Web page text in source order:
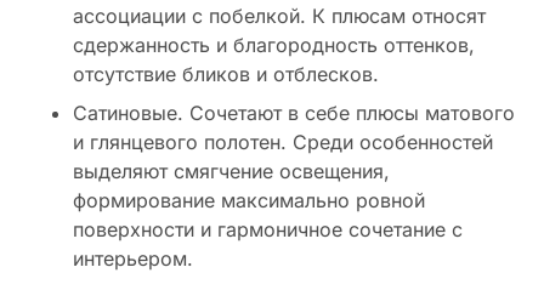
ассоциации с побелкой. К плюсам относят
сдержанность и благородность оттенков,
отсутствие бликов и отблесков.
Сатиновые. Сочетают в себе плюсы матового
и глянцевого полотен. Среди особенностей
выделяют смягчение освещения,
формирование максимально ровной
поверхности и гармоничное сочетание с
интерьером.